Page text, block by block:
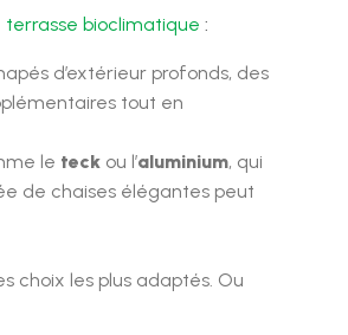
terrasse bioclimatique :
d’extérieur profonds, des
tout en
le teck ou l’aluminium, qui
de chaises élégantes peut
choix les plus adaptés. Ou